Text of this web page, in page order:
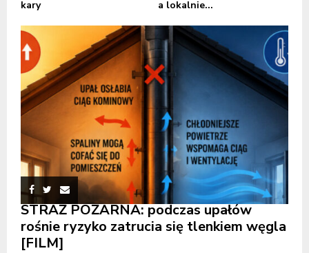
kary
a lokalnie...
STRAŻ POŻARNA: podczas upałów
rośnie ryzyko zatrucia się tlenkiem węgla
[FILM]